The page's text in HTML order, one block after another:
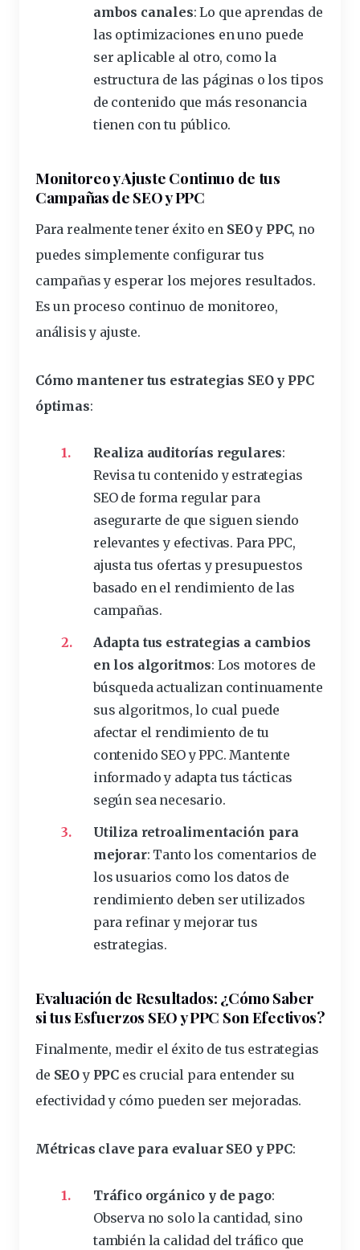
ambos canales: Lo que aprendas de
las optimizaciones en uno puede
ser aplicable al otro, como la
estructura de las páginas o los tipos
de contenido que más resonancia
tienen con tu público.
Monitoreo y Ajuste Continuo de tus
Campañas de SEO y PPC
Para realmente tener éxito en SEOy PPC, no
puedes simplemente configurar tus
campañas y esperar los mejores resultados.
Es un proceso continuo de monitoreo,
análisis y ajuste.
Cómo mantener tus estrategias SEO y PPC
óptimas:
Realiza auditorías regulares:
Revisa tu contenido y estrategias
SEO de forma regular para
asegurarte de que siguen siendo
relevantes y efectivas. Para PPC,
ajusta tus ofertas y presupuestos
basado en el rendimiento de las
campañas.
Adapta tus estrategias a cambios
en los algoritmos: Los motores de
búsqueda actualizan continuamente
sus algoritmos, lo cual puede
afectar el rendimiento de tu
contenido SEO y PPC. Mantente
informado y adapta tus tácticas
según sea necesario.
Utiliza retroalimentación para
mejorar: Tanto los comentarios de
los usuarios como los datos de
rendimiento deben ser utilizados
para refinar y mejorar tus
estrategias.
Evaluación de Resultados: ¿Cómo Saber
si tus Esfuerzos SEO y PPC Son Efectivos?
Finalmente, medir el éxito de tus estrategias
de SEOy PPC es crucial para entender su
efectividad y cómo pueden ser mejoradas.
Métricas clave para evaluar SEO y PPC:
Tráfico orgánico y de pago:
Observa no solo la cantidad, sino
también la calidad del tráfico que